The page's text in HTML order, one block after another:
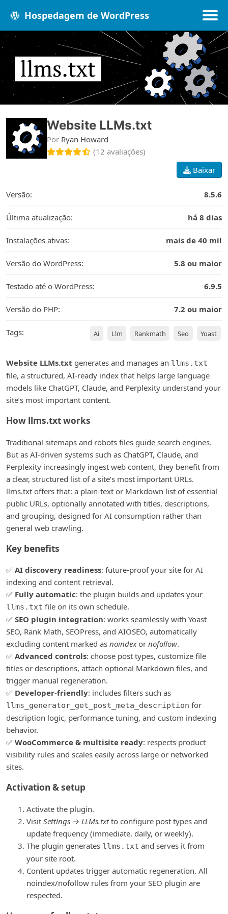
Hospedagem de WordPress
Populares
Recentes
Melhores
Website LLMs.txt
Por Ryan Howard
(12 avaliações)
Baixar
Versão: 8.5.6
Última atualização: há 8 dias
Instalações ativas: mais de 40 mil
Versão do WordPress: 5.8 ou maior
Testado até o WordPress: 6.9.5
Versão do PHP: 7.2 ou maior
Tags: Ai Llm Rankmath Seo Yoast
Website LLMs.txt generates and manages an llms.txt
file, a structured, AI-ready index that helps large language
models like ChatGPT, Claude, and Perplexity understand your
site’s most important content.
How llms.txt works
Traditional sitemaps and robots files guide search engines.
But as AI-driven systems such as ChatGPT, Claude, and
Perplexity increasingly ingest web content, they benefit from
a clear, structured list of a site’s most important URLs.
llms.txt offers that: a plain-text or Markdown list of essential
public URLs, optionally annotated with titles, descriptions,
and grouping, designed for AI consumption rather than
general web crawling.
Key benefits
✅ AI discovery readiness: future-proof your site for AI
indexing and content retrieval.
✅ Fully automatic: the plugin builds and updates your
llms.txt file on its own schedule.
✅ SEO plugin integration: works seamlessly with Yoast
SEO, Rank Math, SEOPress, and AIOSEO, automatically
excluding content marked as noindexor nofollow.
✅ Advanced controls: choose post types, customize file
titles or descriptions, attach optional Markdown files, and
trigger manual regeneration.
✅ Developer-friendly: includes filters such as
llms_generator_get_post_meta_description for
description logic, performance tuning, and custom indexing
behavior.
✅ WooCommerce & multisite ready: respects product
visibility rules and scales easily across large or networked
sites.
Activation & setup
Activate the plugin.
Visit Settings → LLMs.txtto configure post types and
update frequency (immediate, daily, or weekly).
The plugin generates llms.txt and serves it from
your site root.
Content updates trigger automatic regeneration. All
noindex/nofollow rules from your SEO plugin are
respected.